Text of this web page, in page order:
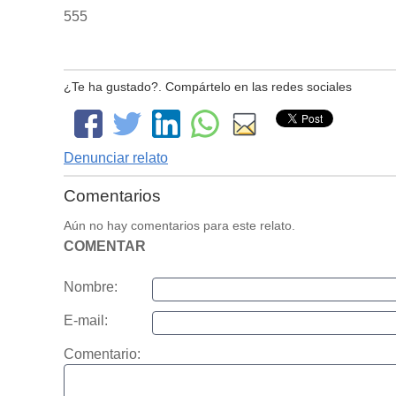
555
¿Te ha gustado?. Compártelo en las redes sociales
Denunciar relato
Comentarios
Aún no hay comentarios para este relato.
COMENTAR
Nombre:
E-mail:
Comentario: